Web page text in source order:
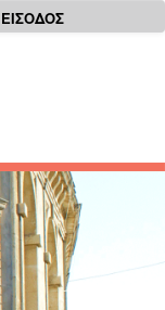
ΕΙΣΟΔΟΣ